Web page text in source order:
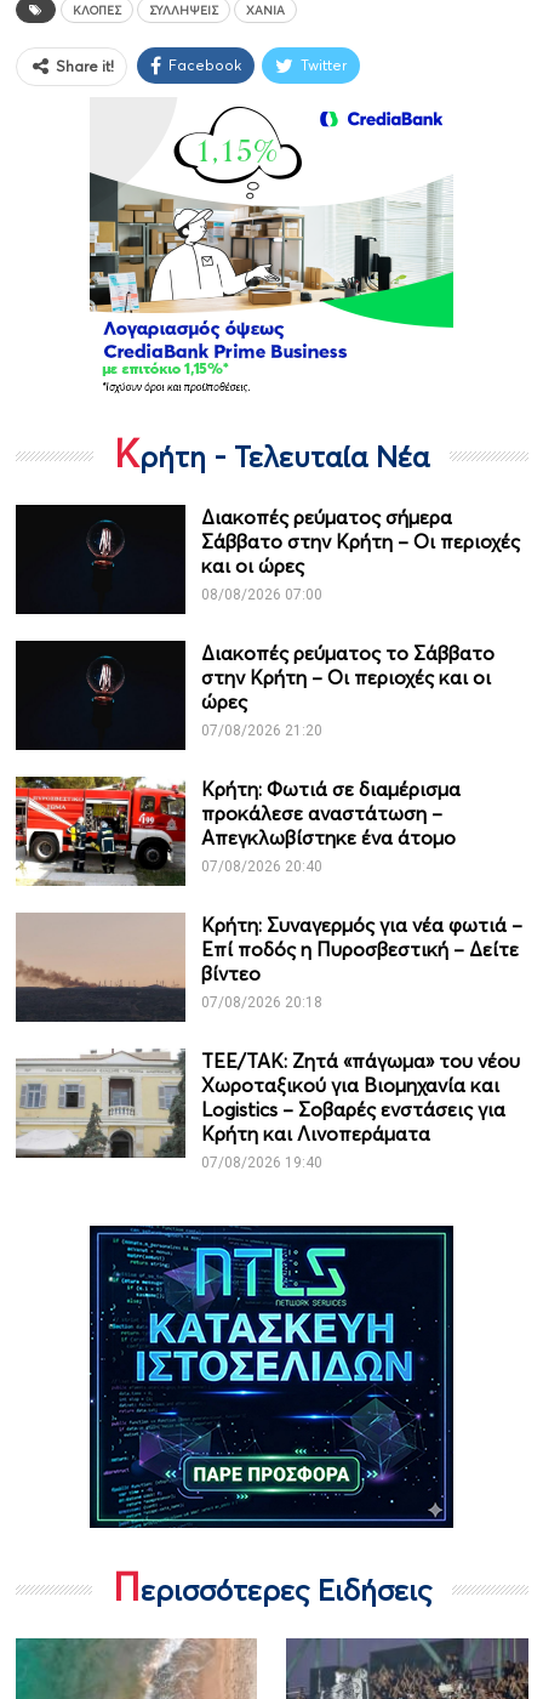
ΚΛΟΠΈΣ ΣΥΛΛΉΨΕΙΣ ΧΑΝΙΆ
Share it! Facebook Twitter
Κρήτη - Τελευταία Νέα
Διακοπές ρεύματος σήμερα
Σάββατο στην Κρήτη – Οι περιοχές
και οι ώρες
08/08/2026 07:00
Διακοπές ρεύματος το Σάββατο
στην Κρήτη – Οι περιοχές και οι
ώρες
07/08/2026 21:20
Κρήτη: Φωτιά σε διαμέρισμα
προκάλεσε αναστάτωση –
Απεγκλωβίστηκε ένα άτομο
07/08/2026 20:40
Κρήτη: Συναγερμός για νέα φωτιά –
Επί ποδός η Πυροσβεστική – Δείτε
βίντεο
07/08/2026 20:18
ΤΕΕ/ΤΑΚ: Ζητά «πάγωμα» του νέου
Χωροταξικού για Βιομηχανία και
Logistics – Σοβαρές ενστάσεις για
Κρήτη και Λινοπεράματα
07/08/2026 19:40
Περισσότερες Ειδήσεις